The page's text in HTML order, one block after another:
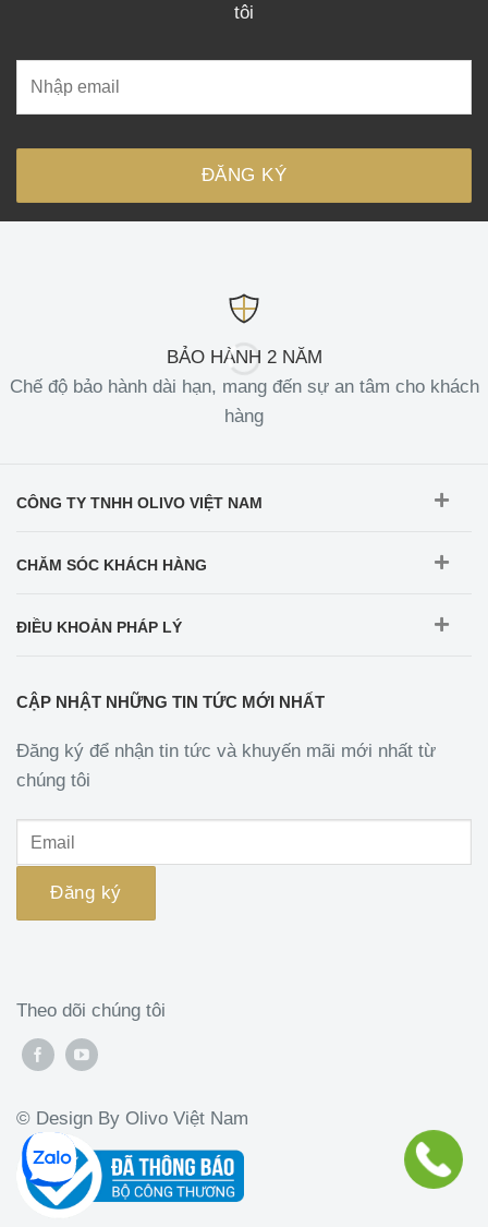
tôi
BẢO HÀNH 2 NĂM
Chế độ bảo hành dài hạn, mang đến sự an tâm cho khách
hàng
CÔNG TY TNHH OLIVO VIỆT NAM
CHĂM SÓC KHÁCH HÀNG
ĐIỀU KHOẢN PHÁP LÝ
CẬP NHẬT NHỮNG TIN TỨC MỚI NHẤT
Đăng ký để nhận tin tức và khuyến mãi mới nhất từ
chúng tôi
© Design By Olivo Việt Nam
Theo dõi chúng tôi